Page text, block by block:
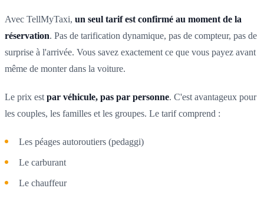
Avec TellMyTaxi, un seul tarif est confirmé au moment de la
réservation. Pas de tarification dynamique, pas de compteur, pas de
surprise à l'arrivée. Vous savez exactement ce que vous payez avant
même de monter dans la voiture.
Le prix est par véhicule, pas par personne. C'est avantageux pour
les couples, les familles et les groupes. Le tarif comprend :
Les péages autoroutiers (pedaggi)
Le carburant
Le chauffeur